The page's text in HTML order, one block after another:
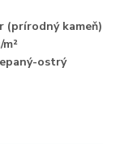
(prírodný kameň)
ostrý